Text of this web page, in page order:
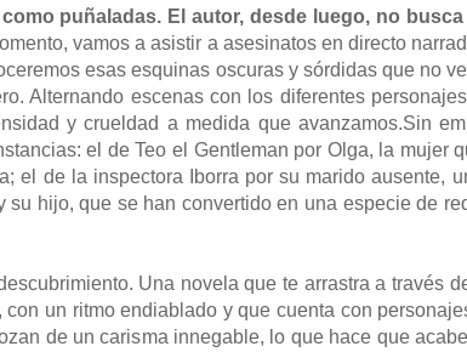
puñaladas. El autor, desde luego, no
vamos a asistir a asesinatos en directo
esas esquinas oscuras y sórdidas que no
Alternando escenas con los diferentes
y crueldad a medida que avanzamos.Sin
el de Teo el Gentleman por Olga, la mujer
el de la inspectora Iborra por su marido ausente,
hijo, que se han convertido en una especie de
Una novela que te arrastra a través
un ritmo endiablado y que cuenta con
de un carisma innegable, lo que hace que